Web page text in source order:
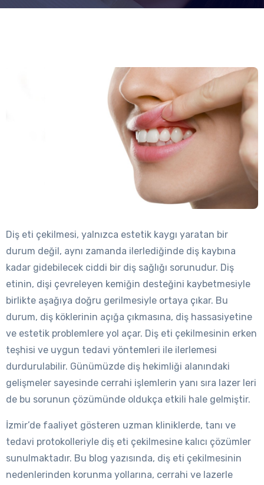
Diş eti çekilmesi, yalnızca estetik kaygı yaratan bir
durum değil, aynı zamanda ilerlediğinde diş kaybına
kadar gidebilecek ciddi bir diş sağlığı sorunudur. Diş
etinin, dişi çevreleyen kemiğin desteğini kaybetmesiyle
birlikte aşağıya doğru gerilmesiyle ortaya çıkar. Bu
durum, diş köklerinin açığa çıkmasına, diş hassasiyetine
ve estetik problemlere yol açar. Diş eti çekilmesinin erken
teşhisi ve uygun tedavi yöntemleri ile ilerlemesi
durdurulabilir. Günümüzde diş hekimliği alanındaki
gelişmeler sayesinde cerrahi işlemlerin yanı sıra lazer leri
de bu sorunun çözümünde oldukça etkili hale gelmiştir.
İzmir’de faaliyet gösteren uzman kliniklerde, tanı ve
tedavi protokolleriyle diş eti çekilmesine kalıcı çözümler
sunulmaktadır. Bu blog yazısında, diş eti çekilmesinin
nedenlerinden korunma yollarına, cerrahi ve lazerle